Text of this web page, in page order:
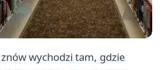
wychodzi tam, gdzie